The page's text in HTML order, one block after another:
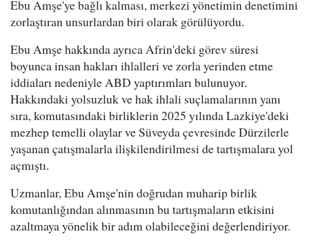
Ebu Amşe'ye bağlı kalması, merkezi yönetimin denetimini
zorlaştıran unsurlardan biri olarak görülüyordu.
Ebu Amşe hakkında ayrıca Afrin'deki görev süresi
boyunca insan hakları ihlalleri ve zorla yerinden etme
iddiaları nedeniyle ABD yaptırımları bulunuyor.
Hakkındaki yolsuzluk ve hak ihlali suçlamalarının yanı
sıra, komutasındaki birliklerin 2025 yılında Lazkiye'deki
mezhep temelli olaylar ve Süveyda çevresinde Dürzilerle
yaşanan çatışmalarla ilişkilendirilmesi de tartışmalara yol
açmıştı.
Uzmanlar, Ebu Amşe'nin doğrudan muharip birlik
komutanlığından alınmasının bu tartışmaların etkisini
azaltmaya yönelik bir adım olabileceğini değerlendiriyor.